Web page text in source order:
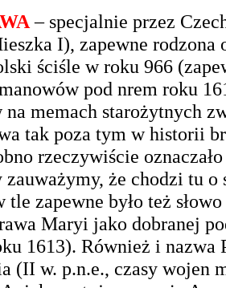
– specjalnie przez
I), zapewne
ściśle w roku 966
pod nrem roku
memach starożytnych
tak poza tym w historii
rzeczywiście
że chodzi tu
zapewne było też
Maryi jako dobranej
1613). Również i
(II w. p.n.e., czasy wojen